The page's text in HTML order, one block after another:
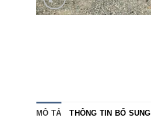
MÔ TẢ THÔNG TIN BỔ SUNG